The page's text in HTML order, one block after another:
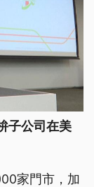
子公司在美
家門市，加